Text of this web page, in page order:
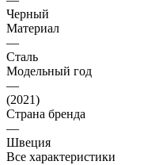
Черный
Материал
—
Сталь
Модельный год
—
(2021)
Страна бренда
—
Швеция
Все характеристики